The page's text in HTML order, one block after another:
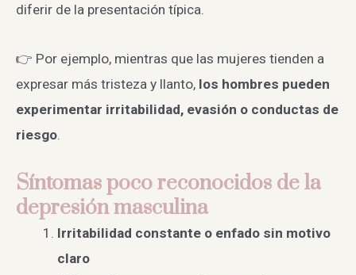
diferir de la presentación típica.
👉 Por ejemplo, mientras que las mujeres tienden a
expresar más tristeza y llanto, los hombres pueden
experimentar irritabilidad, evasión o conductas de
riesgo
Síntomas poco reconocidos de la
depresión masculina
Irritabilidad constante o enfado sin motivo
claro